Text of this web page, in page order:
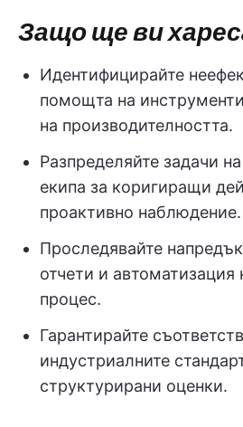
Защо ще ви
Идентифицирайте
помощта на
на производителността.
Разпределяйте задачи
екипа за коригиращи
проактивно наблюдение.
Проследявайте
отчети и автоматизация
процес.
Гарантирайте
индустриалните
структурирани оценки.